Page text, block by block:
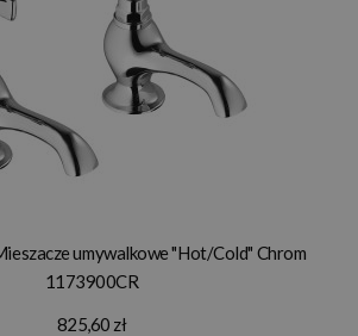
umywalkowe "Hot/Cold" Chrom
1173900CR
825,60 zł